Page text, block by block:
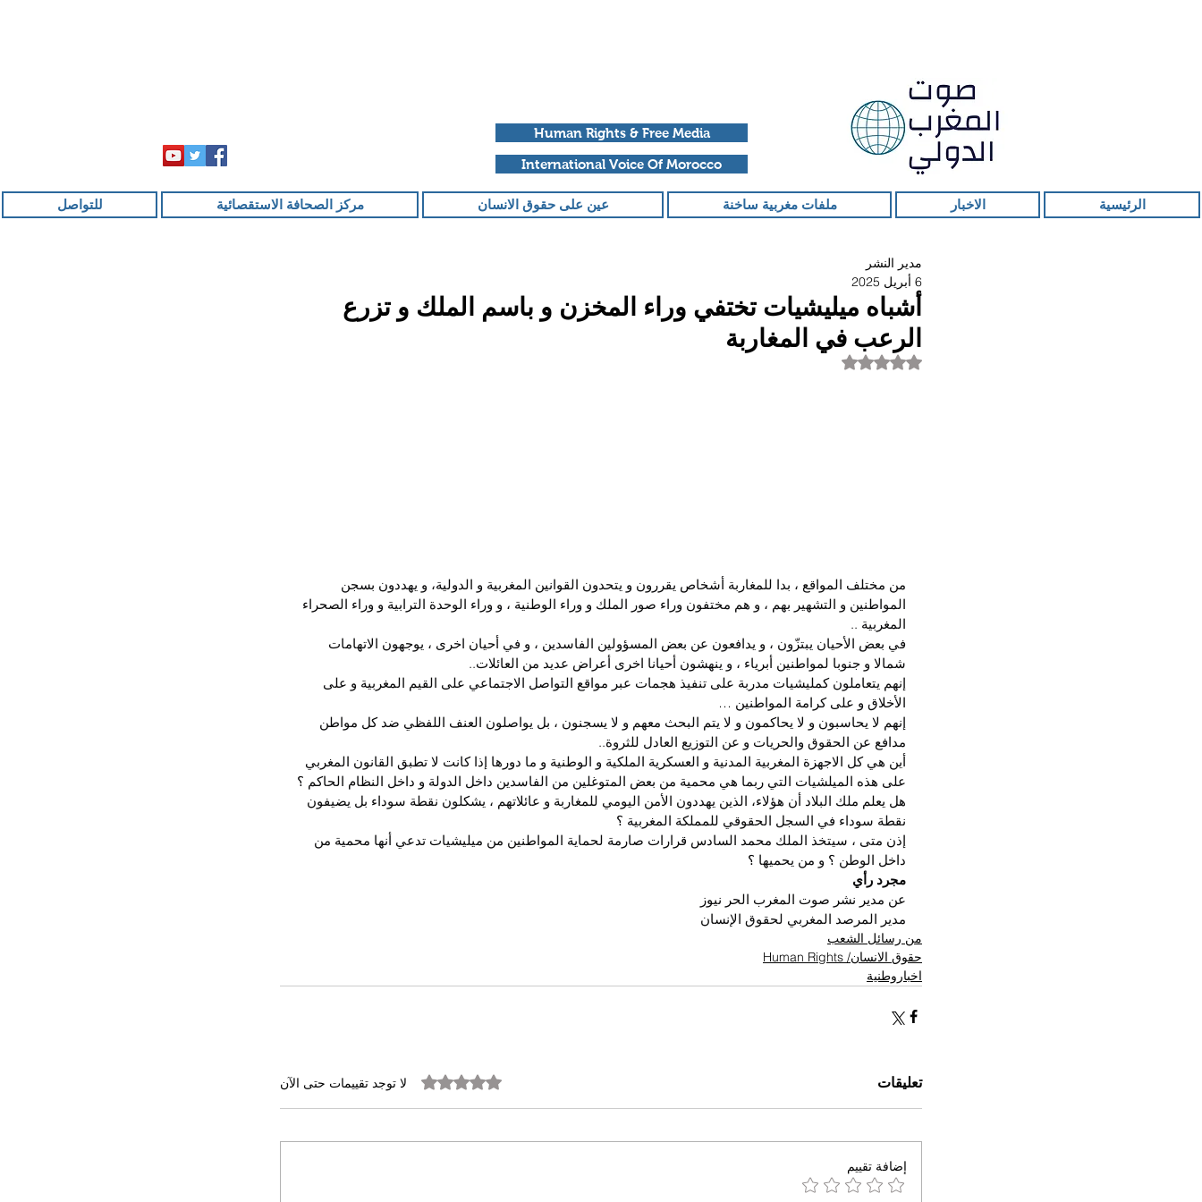
Human Rights & Free Media
International Voice Of Morocco
الرئيسية الاخبار ملفات مغربية ساخنة عين على حقوق الانسان مركز الصحافة الاستقصائية للتواصل
أشباه ميليشيات تختفي وراء المخزن و باسم الملك و تزرع
الرعب في المغاربة
مدير النشر
6 أبريل 2025
تم التقييم بـ ليس رقمًا من أصل 5 نجوم.
من مختلف المواقع ، بدا للمغاربة أشخاص يقررون و يتحدون القوانين المغربية و الدولية، و يهددون بسجن
المواطنين و التشهير بهم ، و هم مختفون وراء صور الملك و وراء الوطنية ، و وراء الوحدة الترابية و وراء الصحراء
المغربية ..
في بعض الأحيان يبتزّون ، و يدافعون عن بعض المسؤولين الفاسدين ، و في أحيان اخرى ، يوجهون الاتهامات
شمالا و جنوبا لمواطنين أبرياء ، و ينهشون أحيانا اخرى أعراض عديد من العائلات..
إنهم يتعاملون كمليشيات مدربة على تنفيذ هجمات عبر مواقع التواصل الاجتماعي على القيم المغربية و على
الأخلاق و على كرامة المواطنين …
إنهم لا يحاسبون و لا يحاكمون و لا يتم البحث معهم و لا يسجنون ، بل يواصلون العنف اللفظي ضد كل مواطن
مدافع عن الحقوق والحريات و عن التوزيع العادل للثروة..
أين هي كل الاجهزة المغربية المدنية و العسكرية الملكية و الوطنية و ما دورها إذا كانت لا تطبق القانون المغربي
على هذه الميلشيات التي ربما هي محمية من بعض المتوغلين من الفاسدين داخل الدولة و داخل النظام الحاكم ؟
هل يعلم ملك البلاد أن هؤلاء، الذين يهددون الأمن اليومي للمغاربة و عائلاتهم ، يشكلون نقطة سوداء بل يضيفون
نقطة سوداء في السجل الحقوقي للمملكة المغربية ؟
إذن متى ، سيتخذ الملك محمد السادس قرارات صارمة لحماية المواطنين من ميليشيات تدعي أنها محمية من
داخل الوطن ؟ و من يحميها ؟
مجرد رأي
عن مدير نشر صوت المغرب الحر نيوز
مدير المرصد المغربي لحقوق الإنسان
من رسائل الشعب
حقوق الانسان/ Human Rights
اخباروطنية
تعليقات تم التقييم بـ 0 من أصل 5 نجوم. لا توجد تقييمات حتى الآن
إضافة تقييم